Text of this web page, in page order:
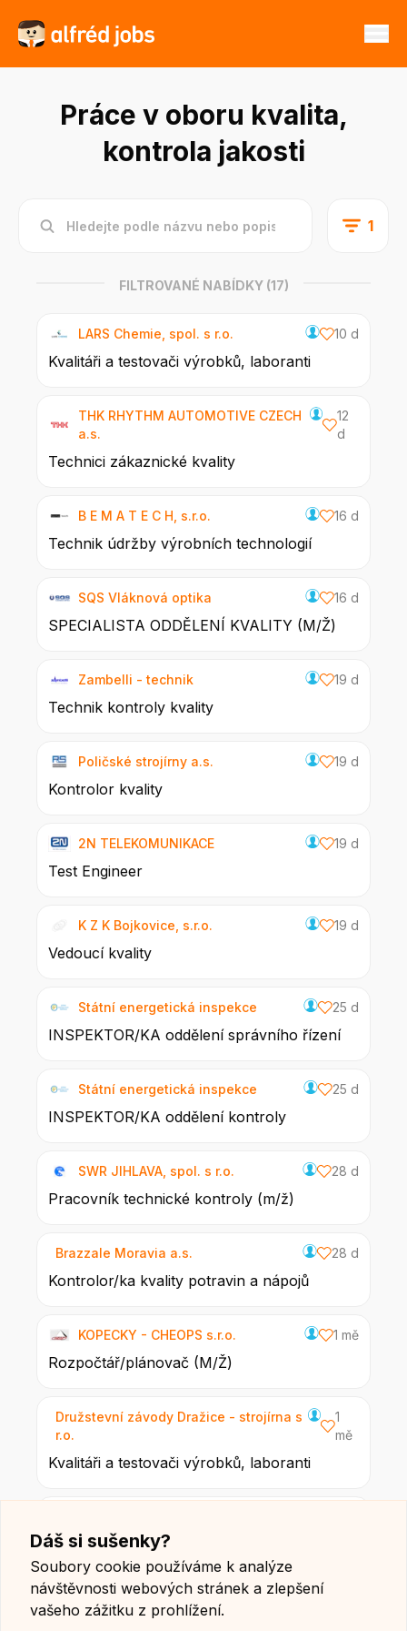
Práce v oboru kvalita,
kontrola jakosti
1
FILTROVANÉ NABÍDKY (17)
LARS Chemie, spol. s r.o. 10 d
Kvalitáři a testovači výrobků, laboranti
THK RHYTHM AUTOMOTIVE CZECH
a.s.
12
d
Technici zákaznické kvality
B E M A T E C H, s.r.o. 16 d
Technik údržby výrobních technologií
SQS Vláknová optika 16 d
SPECIALISTA ODDĚLENÍ KVALITY (M/Ž)
Zambelli - technik 19 d
Technik kontroly kvality
Poličské strojírny a.s. 19 d
Kontrolor kvality
2N TELEKOMUNIKACE 19 d
Test Engineer
K Z K Bojkovice, s.r.o. 19 d
Vedoucí kvality
Státní energetická inspekce 25 d
INSPEKTOR/KA oddělení správního řízení
Státní energetická inspekce 25 d
INSPEKTOR/KA oddělení kontroly
SWR JIHLAVA, spol. s r.o. 28 d
Pracovník technické kontroly (m/ž)
Brazzale Moravia a.s. 28 d
Kontrolor/ka kvality potravin a nápojů
KOPECKY - CHEOPS s.r.o. 1 mě
Rozpočtář/plánovač (M/Ž)
Družstevní závody Dražice - strojírna s
r.o.
1
mě
Kvalitáři a testovači výrobků, laboranti
Krupiér/inspektor
Mikrona holding s.r.o.
Dáš si sušenky?
Soubory cookie používáme k analýze
návštěvnosti webových stránek a zlepšení
vašeho zážitku z prohlížení.